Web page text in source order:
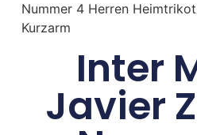
Nummer 4 Herren
Kurzarm
Inter
Javier